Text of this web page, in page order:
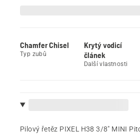
Chamfer Chisel
Typ zubů
Krytý vodicí
článek
Další vlastnosti
Pilový řetěz PIXEL H38 3/8" MINI